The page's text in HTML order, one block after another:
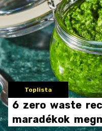
Toplista
6 zero waste
maradékok